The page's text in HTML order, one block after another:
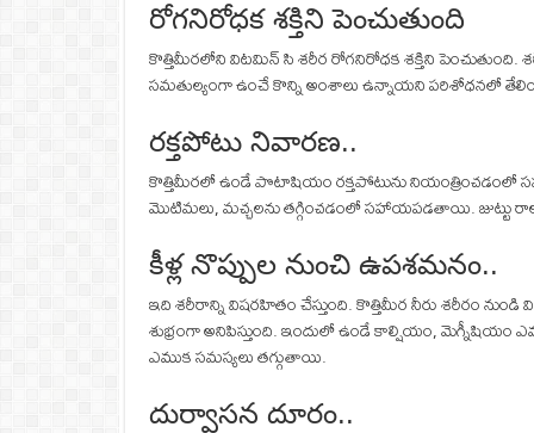
రోగనిరోధక శక్తిని పెంచుతుంది
కొత్తిమీరలోని విటమిన్ సి శరీర రోగనిరోధక శక్తిని పెంచుతుంది.
సమతుల్యంగా ఉంచే కొన్ని అంశాలు ఉన్నాయని పరిశోధనలో
రక్తపోటు నివారణ..
కొత్తిమీరలో ఉండే పొటాషియం రక్తపోటును నియంత్రించడంలో
మొటిమలు, మచ్చలను తగ్గించడంలో సహాయపడతాయి. జుట్టు
కీళ్ల నొప్పుల నుంచి ఉపశమనం..
ఇది శరీరాన్ని విషరహితం చేస్తుంది. కొత్తిమీర నీరు శరీరం
శుభ్రంగా అనిపిస్తుంది. ఇందులో ఉండే కాల్షియం,
ఎముక సమస్యలు తగ్గుతాయి.
దుర్వాసన దూరం..